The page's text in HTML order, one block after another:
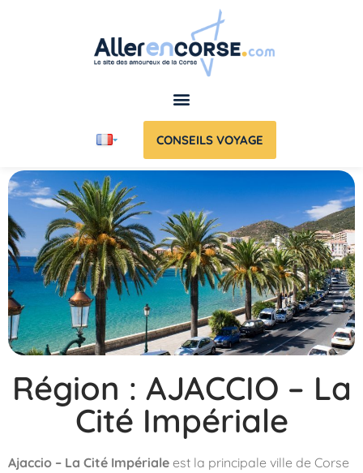
CONSEILS VOYAGE
Région : AJACCIO – La
Cité Impériale
Ajaccio – La Cité Impériale est la principale ville de Corse